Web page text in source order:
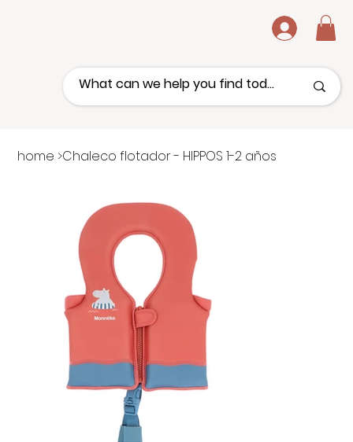
.
home >Chaleco flotador - HIPPOS 1-2 años